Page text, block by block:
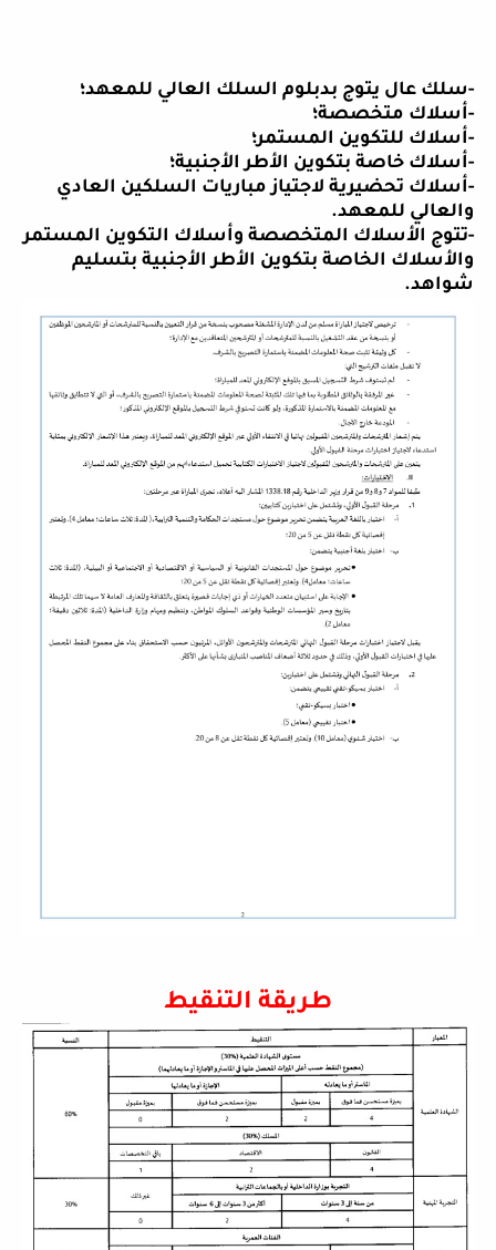
-سلك عال يتوج بدبلوم السلك العالي للمعهد؛
-أسلاك متخصصة؛
-أسلاك للتكوين المستمر؛
-أسلاك خاصة بتكوين الأطر الأجنبية؛
-أسلاك تحضيرية لاجتياز مباريات السلكين العادي
والعالي للمعهد.
-تتوج الأسلاك المتخصصة وأسلاك التكوين المستمر
والأسلاك الخاصة بتكوين الأطر الأجنبية بتسليم
شواهد.
طريقة التنقيط